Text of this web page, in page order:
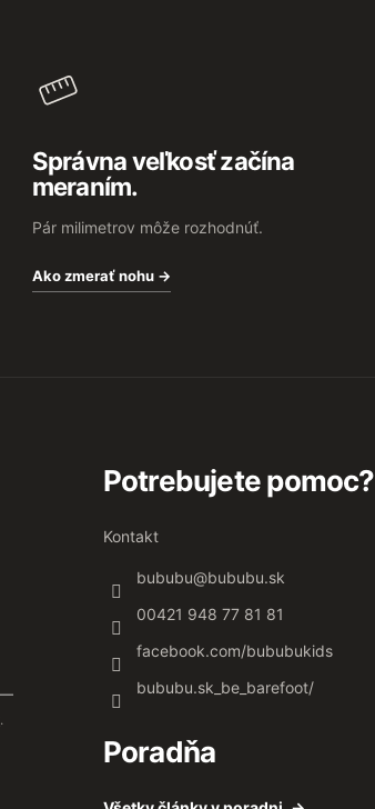
Správna veľkosť začína
meraním.
Pár milimetrov môže rozhodnúť.
Ako zmerať nohu →
.
Potrebujete pomoc?
Kontakt
bububu@bububu.sk
00421 948 77 81 81
facebook.com/bububukids
bububu.sk_be_barefoot/
Poradňa